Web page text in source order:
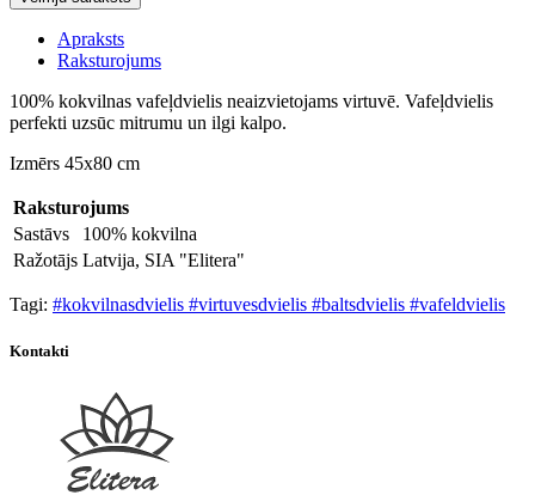
Apraksts
Raksturojums
100% kokvilnas vafeļdvielis neaizvietojams virtuvē. Vafeļdvielis
perfekti uzsūc mitrumu un ilgi kalpo.
Izmērs 45x80 cm
Raksturojums
Sastāvs
100% kokvilna
Ražotājs Latvija, SIA "Elitera"
Tagi: #kokvilnasdvielis #virtuvesdvielis #baltsdvielis #vafeldvielis
Kontakti